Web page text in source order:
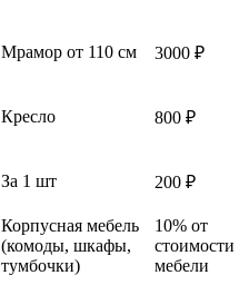
Мрамор от 110 см 3000 ₽
Кресло 800 ₽
За 1 шт 200 ₽
Корпусная мебель
(комоды, шкафы,
тумбочки)
10% от
стоимости
мебели